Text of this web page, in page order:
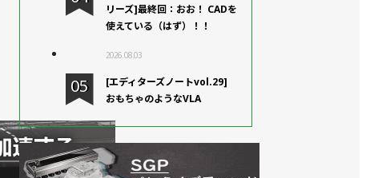
リーズ]最終回：おお！ CADを
使えている（はず）！！
2026.08.03
[エディターズノートvol.29]
おもちゃのようなVLA